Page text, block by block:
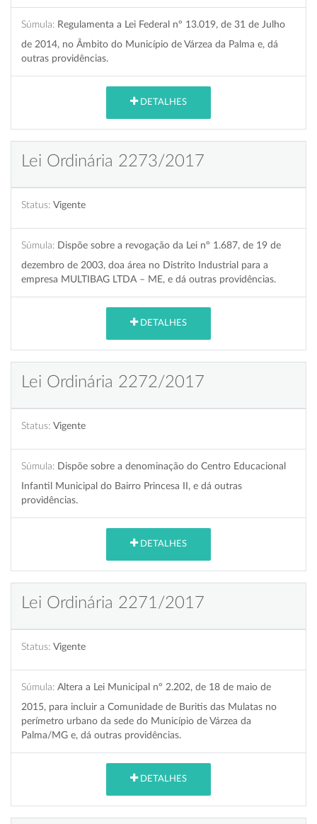
Súmula: Regulamenta a Lei Federal nº 13.019, de 31 de Julho
de 2014, no Âmbito do Município de Várzea da Palma e, dá
outras providências.
DETALHES
Lei Ordinária 2273/2017
Status: Vigente
Súmula: Dispõe sobre a revogação da Lei nº 1.687, de 19 de
dezembro de 2003, doa área no Distrito Industrial para a
empresa MULTIBAG LTDA – ME, e dá outras providências.
DETALHES
Lei Ordinária 2272/2017
Status: Vigente
Súmula: Dispõe sobre a denominação do Centro Educacional
Infantil Municipal do Bairro Princesa II, e dá outras
providências.
DETALHES
Lei Ordinária 2271/2017
Status: Vigente
Súmula: Altera a Lei Municipal nº 2.202, de 18 de maio de
2015, para incluir a Comunidade de Buritis das Mulatas no
perímetro urbano da sede do Município de Várzea da
Palma/MG e, dá outras providências.
DETALHES